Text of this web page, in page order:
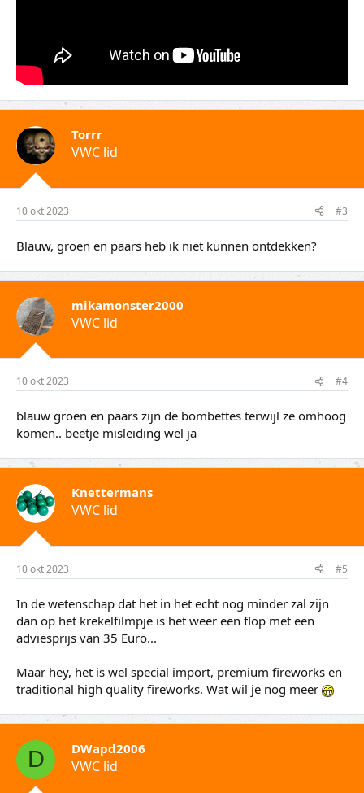
Torrr
VWC lid
10 okt 2023 #3
Blauw, groen en paars heb ik niet kunnen ontdekken?
mikamonster2000
VWC lid
10 okt 2023 #4
blauw groen en paars zijn de bombettes terwijl ze omhoog
komen.. beetje misleiding wel ja
Knettermans
VWC lid
10 okt 2023 #5
In de wetenschap dat het in het echt nog minder zal zijn
dan op het krekelfilmpje is het weer een flop met een
adviesprijs van 35 Euro...
Maar hey, het is wel special import, premium fireworks en
traditional high quality fireworks. Wat wil je nog meer
D DWapd2006
VWC lid